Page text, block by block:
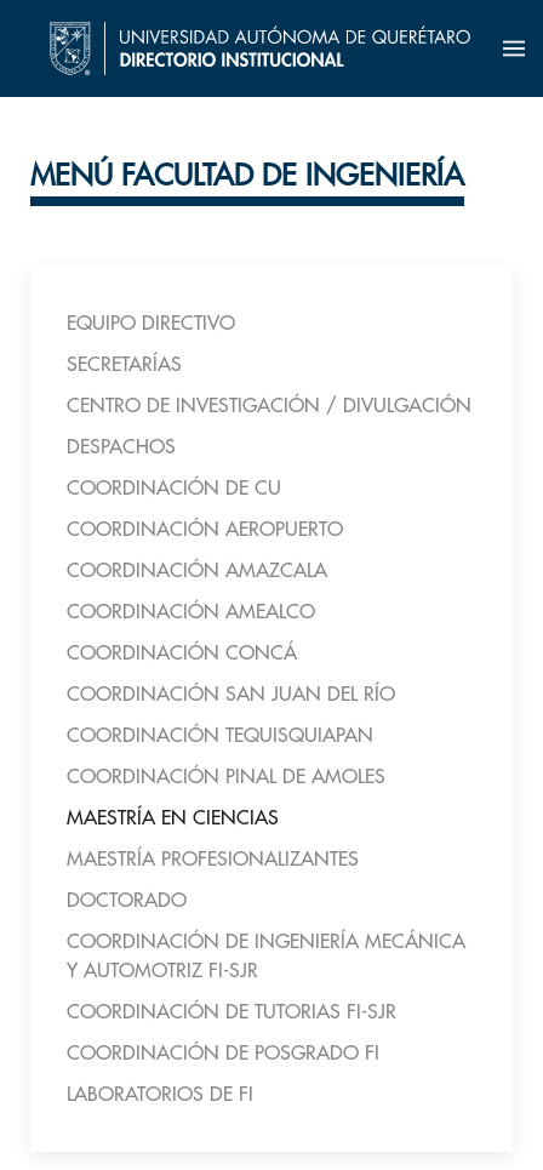
MENÚ FACULTAD DE INGENIERÍA
EQUIPO DIRECTIVO
SECRETARÍAS
CENTRO DE INVESTIGACIÓN / DIVULGACIÓN
DESPACHOS
COORDINACIÓN DE CU
COORDINACIÓN AEROPUERTO
COORDINACIÓN AMAZCALA
COORDINACIÓN AMEALCO
COORDINACIÓN CONCÁ
COORDINACIÓN SAN JUAN DEL RÍO
COORDINACIÓN TEQUISQUIAPAN
COORDINACIÓN PINAL DE AMOLES
MAESTRÍA EN CIENCIAS
MAESTRÍA PROFESIONALIZANTES
DOCTORADO
COORDINACIÓN DE INGENIERÍA MECÁNICA
Y AUTOMOTRIZ FI-SJR
COORDINACIÓN DE TUTORIAS FI-SJR
COORDINACIÓN DE POSGRADO FI
LABORATORIOS DE FI